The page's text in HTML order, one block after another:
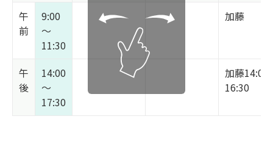
午
前
9:00
～
11:30
加藤
午
後
14:00
～
17:30
加藤14:00
16:30